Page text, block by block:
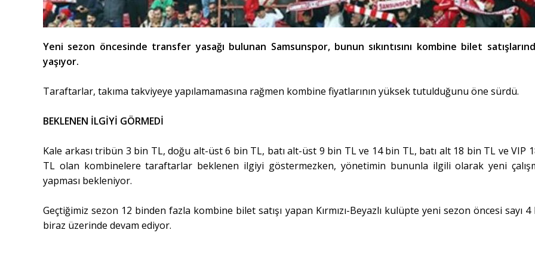
Yeni sezon öncesinde transfer yasağı bulunan Samsunspor, bunun sıkıntısını kombine bilet
yaşıyor.
Taraftarlar, takıma takviyeye yapılamamasına rağmen kombine fiyatlarının yüksek tutulduğunu öne sürdü.
BEKLENEN İLGİYİ GÖRMEDİ
Kale arkası tribün 3 bin TL, doğu alt-üst 6 bin TL, batı alt-üst 9 bin TL ve 14 bin TL, batı alt 18 bin TL ve VIP
TL olan kombinelere taraftarlar beklenen ilgiyi göstermezken, yönetimin bununla ilgili olarak yeni
yapması bekleniyor.
Geçtiğimiz sezon 12 binden fazla kombine bilet satışı yapan Kırmızı-Beyazlı kulüpte yeni sezon öncesi sayı
biraz üzerinde devam ediyor.